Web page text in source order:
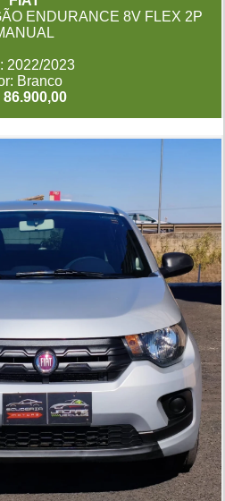
ENDURANCE 8V FLEX 2P
2022/2023
Branco
86.900,00